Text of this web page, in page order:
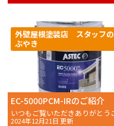
EC-5000PCM-IRのご紹介
2024年12月21日 更新
外壁屋根塗装店 スタッフ
ぶやき